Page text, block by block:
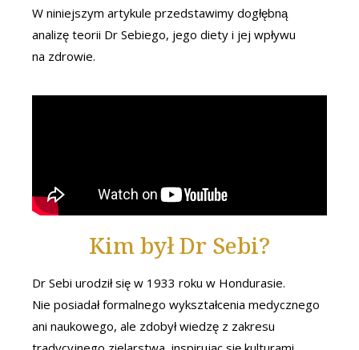
W niniejszym artykule przedstawimy dogłębną
analizę teorii Dr Sebiego, jego diety i jej wpływu
na zdrowie.
Kim był Dr Sebi?
Dr Sebi urodził się w 1933 roku w Hondurasie.
Nie posiadał formalnego wykształcenia medycznego
ani naukowego, ale zdobył wiedzę z zakresu